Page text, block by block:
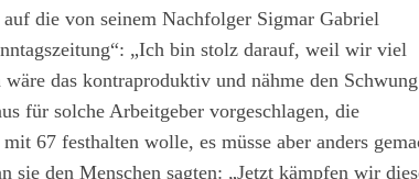
die von seinem Nachfolger Sigmar Gabriel
„Ich bin stolz darauf, weil wir viel
das kontraproduktiv und nähme den Schwung
für solche Arbeitgeber vorgeschlagen, die
67 festhalten wolle, es müsse aber anders
sie den Menschen sagten: „Jetzt kämpfen wir